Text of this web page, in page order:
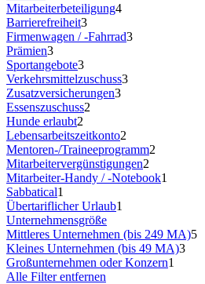
Mitarbeiterbeteiligung4
Barrierefreiheit3
Firmenwagen / -Fahrrad3
Prämien3
Sportangebote3
Verkehrsmittelzuschuss3
Zusatzversicherungen3
Essenszuschuss2
Hunde erlaubt2
Lebensarbeitszeitkonto2
Mentoren-/Traineeprogramm2
Mitarbeitervergünstigungen2
Mitarbeiter-Handy / -Notebook1
Sabbatical1
Übertariflicher Urlaub1
Unternehmensgröße
Mittleres Unternehmen (bis 249 MA)5
Kleines Unternehmen (bis 49 MA)3
Großunternehmen oder Konzern1
Alle Filter entfernen